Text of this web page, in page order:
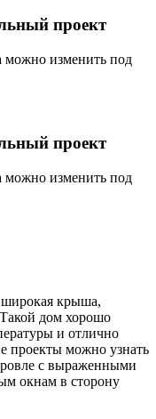
проект
изменить под
проект
изменить под
крыша,
дом хорошо
и отлично
проекты можно узнать
с выраженными
окнам в сторону